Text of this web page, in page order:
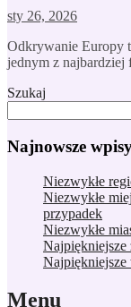
sty 26, 2026
Odkrywanie Europy to podróż pełna niezapomnianych wrażeń, a
jednym z najbardziej
Szukaj
Najnowsze
Niezwykłe
Niezwykłe
przypadek
Niezwykłe
Najpiękniejsze
Najpiękniejsze
Menu